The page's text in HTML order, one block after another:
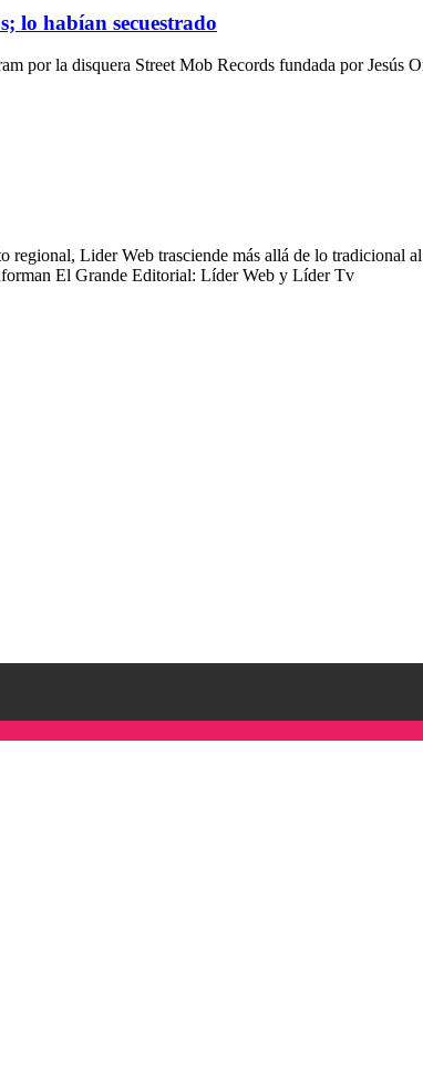
Chuy
Montana,
cantante
de
lo habían secuestrado
por la disquera Street Mob Records fundada por Jesús
Lider Web trasciende más allá de lo tradicional
El Grande Editorial: Líder Web y Líder Tv